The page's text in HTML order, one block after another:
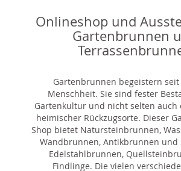
Onlineshop und
Gartenbrunnen
Gartenbrunnen begeistern
Menschheit. Sie sind fester
Gartenkultur und nicht selten auch
heimischer Rückzugsorte. Dieser
Shop bietet Natursteinbrunnen,
Wandbrunnen, Antikbrunnen und
Edelstahlbrunnen,
Findlinge. Die vielen